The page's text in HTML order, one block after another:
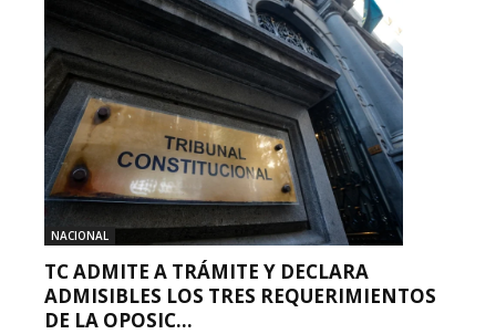
NACIONAL
TC ADMITE A TRÁMITE Y DECLARA
ADMISIBLES LOS TRES REQUERIMIENTOS
DE LA OPOSIC...